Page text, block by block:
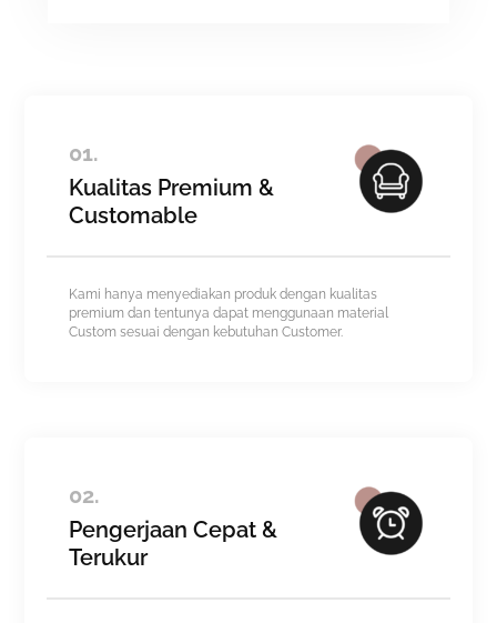
01.
Kualitas Premium &
Customable
Kami hanya menyediakan produk dengan kualitas
premium dan tentunya dapat menggunaan material
Custom sesuai dengan kebutuhan Customer.
02.
Pengerjaan Cepat &
Terukur